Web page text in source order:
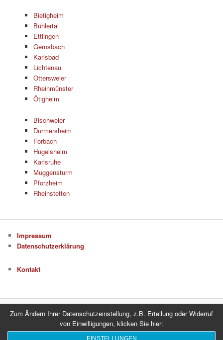
Bietigheim
Bühlertal
Ettlingen
Gernsbach
Karlsbad
Lichtenau
Ottersweier
Rheinmünster
Ötigheim
Bischweier
Durmersheim
Forbach
Hügelsheim
Karlsruhe
Muggensturm
Pforzheim
Rheinstetten
Impressum
Datenschutzerklärung
Kontakt
Datenschutzerklärung Stolz präsentiert von WordPress
Zum Ändern Ihrer Datenschutzeinstellung, z.B. Erteilung oder Widerruf
von Einwilligungen, klicken Sie hier:
EINSTELLUNGEN